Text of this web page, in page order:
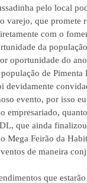
pelo local
varejo, que promete
com o
da
oportunidade do
de
devidamente
evento, por isso
empresariado,
que ainda
Mega Feirão da
de maneira
que